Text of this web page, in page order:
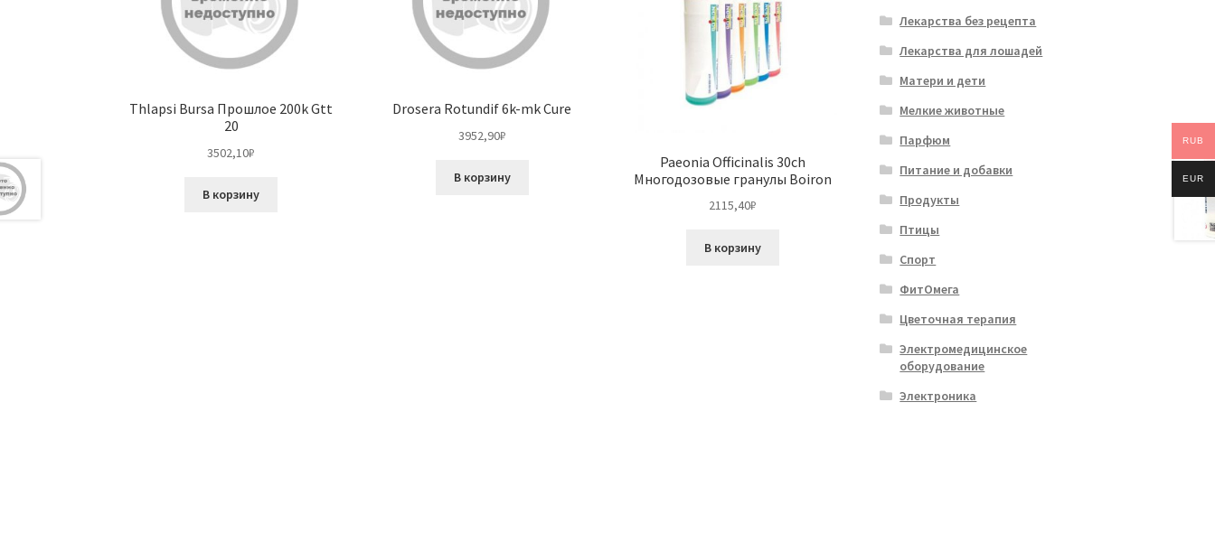
Thlapsi Bursa Прошлое 200k Gtt
20
3502,10₽
В корзину
Drosera Rotundif 6k-mk Cure
3952,90₽
В корзину
Paeonia Officinalis 30ch
Многодозовые гранулы Boiron
2115,40₽
В корзину
Лекарства без рецепта
Лекарства для лошадей
Матери и дети
Мелкие животные
Парфюм
Питание и добавки
Продукты
Птицы
Спорт
ФитОмега
Цветочная терапия
Электромедицинское
оборудование
Электроника
RUB
EUR